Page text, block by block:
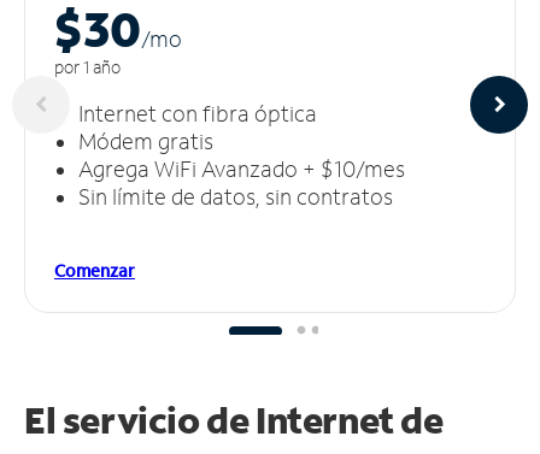
$30/mo
por 1 año
Internet con fibra óptica
Módem gratis
Agrega WiFi Avanzado + $10/mes
Sin límite de datos, sin contratos
Comenzar
El servicio de Internet de